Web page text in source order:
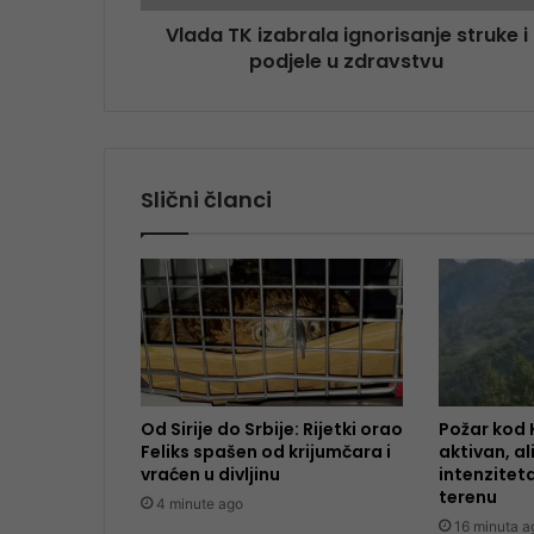
Vlada TK izabrala ignorisanje struke i
podjele u zdravstvu
Slični članci
Od Sirije do Srbije: Rijetki orao
Feliks spašen od krijumčara i
vraćen u divljinu
4 minute ago
Požar kod
aktivan,
terenu
16 minuta